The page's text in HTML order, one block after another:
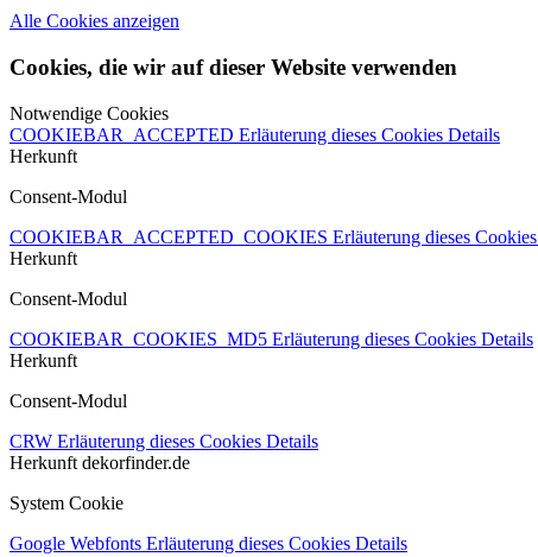
Alle Cookies anzeigen
Cookies, die wir auf dieser Website verwenden
Notwendige Cookies
COOKIEBAR_ACCEPTED Erläuterung dieses Cookies Details
Herkunft
Consent-Modul
COOKIEBAR_ACCEPTED_COOKIES Erläuterung dieses Cookies
Herkunft
Consent-Modul
COOKIEBAR_COOKIES_MD5 Erläuterung dieses Cookies Details
Herkunft
Consent-Modul
CRW Erläuterung dieses Cookies Details
Herkunft dekorfinder.de
System Cookie
Google Webfonts Erläuterung dieses Cookies Details